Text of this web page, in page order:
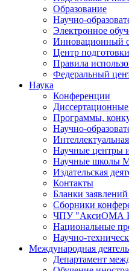
Образование
Научно-
Электронное
Инновационный
Центр
Правила
Федеральный
Наука
Конференции
Программы,
Научно-
Научные центры
Научные
Издательская
Контакты
Бланки
Сборники
ЧПУ "АксиОМА
Национальные
Научно-
Международная
Департамент